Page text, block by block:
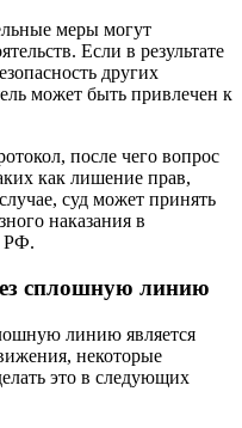
меры могут
Если в результате
других
может быть привлечен к
после чего вопрос
как лишение прав,
суд может принять
наказания в
РФ.
сплошную линию
линию является
некоторые
это в следующих